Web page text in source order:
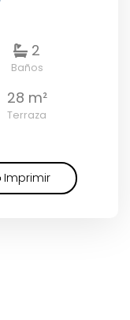
2
Baños
28 m²
Terraza
Imprimir